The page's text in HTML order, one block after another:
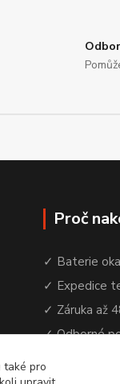
Proč
✓ Baterie
✓ Expedice
✓ Záruka až
✓ Odborné
také pro